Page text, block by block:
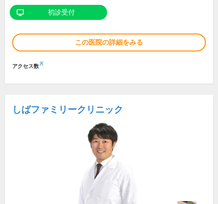
初診受付
この医院の詳細をみる
アクセス数※
しばファミリークリニック